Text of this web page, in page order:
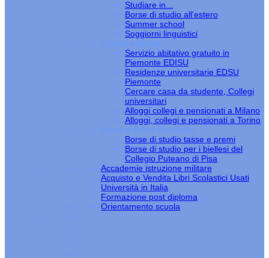
Studiare in...
Borse di studio all'estero
Summer school
Soggiorni linguistici
Collegi e alloggi
Servizio abitativo gratuito in
Piemonte EDISU
Residenze universitarie EDSU
Piemonte
Cercare casa da studente, Collegi
universitari
Alloggi collegi e pensionati a Milano
Alloggi, collegi e pensionati a Torino
Borse e diritto allo studio
Borse di studio tasse e premi
Borse di studio per i biellesi del
Collegio Puteano di Pisa
Accademie istruzione militare
Acquisto e Vendita Libri Scolastici Usati
Università in Italia
Formazione post diploma
Orientamento scuola